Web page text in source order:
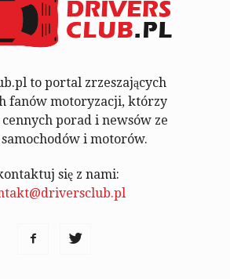
to portal zrzeszających
fanów motoryzacji, którzy
porad i newsów ze
i motorów.
się z nami: